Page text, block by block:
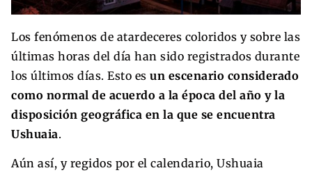
Los fenómenos de atardeceres coloridos y sobre las
últimas horas del día han sido registrados durante
los últimos días. Esto es un escenario considerado
como normal de acuerdo a la época del año y la
disposición geográfica en la que se encuentra
Ushuaia.
Aún así, y regidos por el calendario, Ushuaia